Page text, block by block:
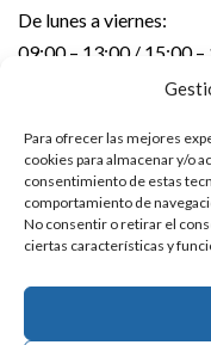
Para ofrecer las mejores
cookies para almacenar y/o
consentimiento de estas
comportamiento de
No consentir o retirar el
ciertas características y
De lunes a viernes:
09:00 – 13:00 / 15:00 –
Errebal kalea 6 – 1º
20600 EIBAR
E-mail:info@laka.eus